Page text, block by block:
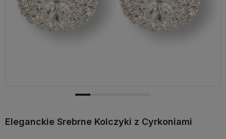
Eleganckie Srebrne Kolczyki z Cyrkoniami